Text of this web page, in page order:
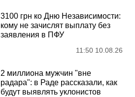
3100 грн ко Дню Независимости:
кому не зачислят выплату без
заявления в ПФУ
11:50 10.08.26
2 миллиона мужчин "вне
радара": в Раде рассказали, как
будут выявлять уклонистов